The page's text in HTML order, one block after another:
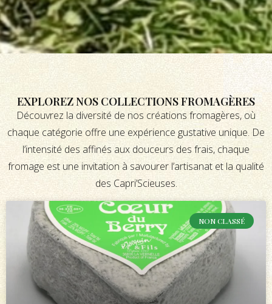
EXPLOREZ NOS COLLECTIONS FROMAGÈRES
Découvrez la diversité de nos créations fromagères, où
chaque catégorie offre une expérience gustative unique. De
l’intensité des affinés aux douceurs des frais, chaque
fromage est une invitation à savourer l’artisanat et la qualité
des Capri’Scieuses.
NON CLASSÉ